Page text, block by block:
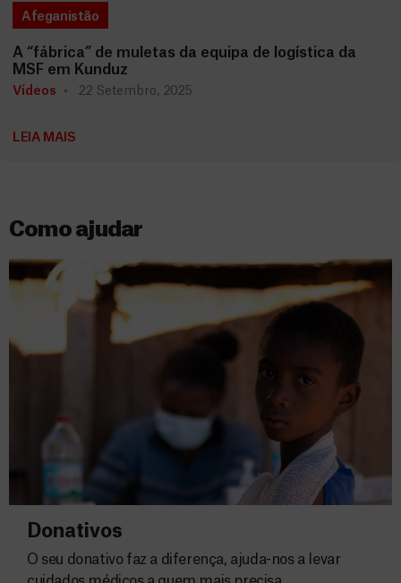
Afeganistão
A “fábrica” de muletas da equipa de logística da
MSF em Kunduz
Vídeos 22 Setembro, 2025
LEIA MAIS
Como ajudar
Donativos
O seu donativo faz a diferença, ajuda-nos a levar